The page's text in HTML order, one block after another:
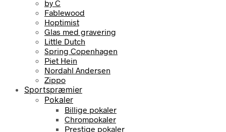
by C
Fablewood
Hoptimist
Glas med gravering
Little Dutch
Spring Copenhagen
Piet Hein
Nordahl Andersen
Zippo
Sportspræmier
Pokaler
Billige pokaler
Chrompokaler
Prestige pokaler